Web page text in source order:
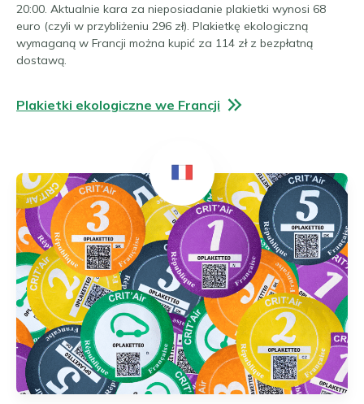
20:00. Aktualnie kara za nieposiadanie plakietki wynosi 68
euro (czyli w przybliżeniu 296 zł). Plakietkę ekologiczną
wymaganą w Francji można kupić za 114 zł z bezpłatną
dostawą.
Plakietki ekologiczne we Francji